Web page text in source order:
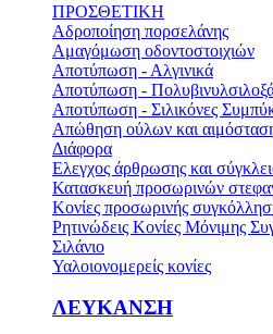
ΠΡΟΣΘΕΤΙΚΗ
Αδροποίηση πορσελάνης
Αμαγόμωση οδοντοστοιχιών
Αποτύπωση - Αλγινικά
Αποτύπωση -
Αποτύπωση - Σιλικόνες
Απώθηση ούλων και
Διάφορα
Ελεγχος άρθρωσης και
Κατασκευή προσωρινών
Κονίες προσωρινής
Ρητινώδεις Κονίες Μόνιμης
Σιλάνιο
Υαλοιονομερείς κονίες
ΛΕΥΚΑΝΣΗ